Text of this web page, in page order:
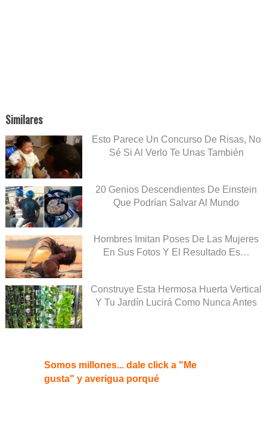
Similares
Esto Parece Un Concurso De Risas, No
Sé Si Al Verlo Te Unas También
20 Genios Descendientes De Einstein
Que Podrían Salvar Al Mundo
Hombres Imitan Poses De Las Mujeres
En Sus Fotos Y El Resultado Es…
Construye Esta Hermosa Huerta Vertical
Y Tu Jardín Lucirá Como Nunca Antes
Somos millones... dale click a "Me
gusta" y averigua porqué